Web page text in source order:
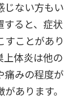
じない方もい
すると、症状
すことがあり
上体炎は他の
痛みの程度が
あります。